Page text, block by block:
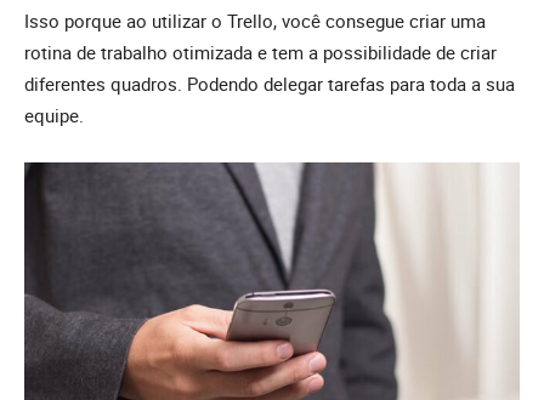
Isso porque ao utilizar o Trello, você consegue criar uma
rotina de trabalho otimizada e tem a possibilidade de criar
diferentes quadros. Podendo delegar tarefas para toda a sua
equipe.